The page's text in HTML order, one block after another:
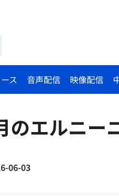
ス 音声配信 映像配信
のエルニー
06-03